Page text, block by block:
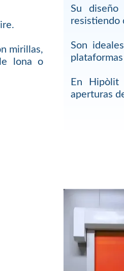
mirillas,
lona o
Su
resistiendo
Son
En Hipòlit
aperturas